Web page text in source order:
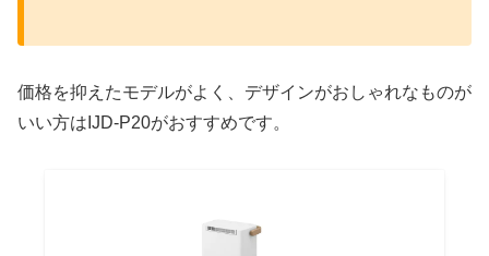
価格を抑えたモデルがよく、デザインがおしゃれなものが
いい方はIJD-P20がおすすめです。